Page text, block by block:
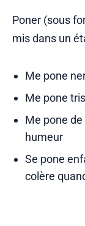
Poner (sous
mis dans un
Me pone
Me pone
Me pone
humeur
Se pone
colère